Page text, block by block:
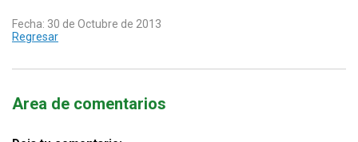
Fecha: 30 de Octubre de 2013
Regresar
Area de comentarios